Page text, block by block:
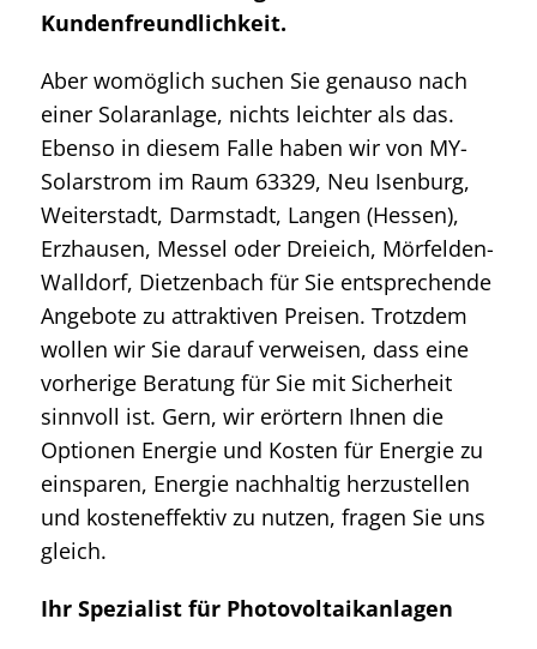
Kundenfreundlichkeit.
Aber womöglich suchen Sie genauso nach
einer Solaranlage, nichts leichter als das.
Ebenso in diesem Falle haben wir von MY-
Solarstrom im Raum 63329, Neu Isenburg,
Weiterstadt, Darmstadt, Langen (Hessen),
Erzhausen, Messel oder Dreieich, Mörfelden-
Walldorf, Dietzenbach für Sie entsprechende
Angebote zu attraktiven Preisen. Trotzdem
wollen wir Sie darauf verweisen, dass eine
vorherige Beratung für Sie mit Sicherheit
sinnvoll ist. Gern, wir erörtern Ihnen die
Optionen Energie und Kosten für Energie zu
einsparen, Energie nachhaltig herzustellen
und kosteneffektiv zu nutzen, fragen Sie uns
gleich.
Ihr Spezialist für Photovoltaikanlagen